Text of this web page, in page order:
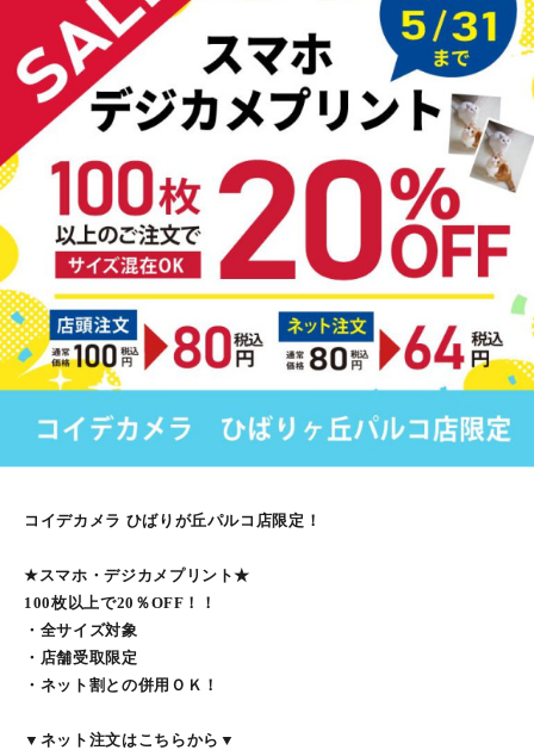
コイデカメラ ひばりが丘パルコ店限定！
★スマホ・デジカメプリント★
100枚以上で20％OFF！！
・全サイズ対象
・店舗受取限定
・ネット割との併用ＯＫ！
▼ネット注文はこちらから▼